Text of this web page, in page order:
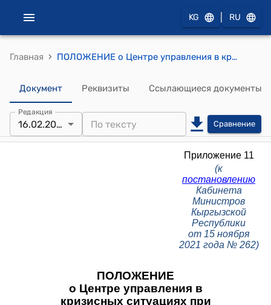
KG RU
Главная › ПОЛОЖЕНИЕ о Центре управления в кризисных ситуациях при Министерстве чрезвычайных ситуаций Кыргызской Республики (к постановлению Кабинета Министров Кыргызской Республики от 15 ноября 2021 года № 262)
Документ Реквизиты Ссылающиеся документы
Редакция
16.02.2026 Сравнение